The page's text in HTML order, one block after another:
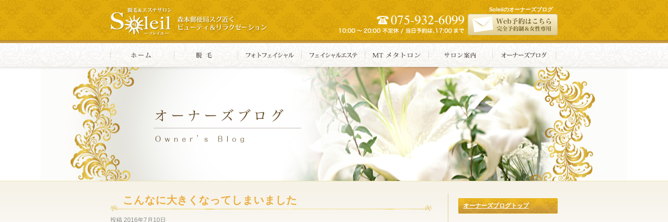
Soleilのオーナーズブログ
オーナーズブログトップ
こんなに大きくなってしまいました
投稿 2016年7月10日